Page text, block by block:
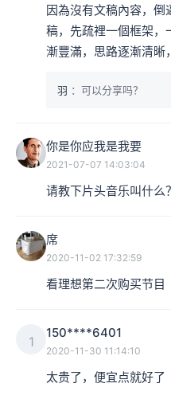
因為沒有文稿內容，
稿，先疏裡一個框架，
漸豐滿，思路逐漸清晰
羽 ：可以分享吗？
你是你应我是我要
2021-07-07 14:03:04
请教下片头音乐叫什么？
席
2020-11-02 17:32:59
看理想第二次购买节目
1
150****6401
2020-11-30 11:14:10
太贵了，便宜点就好了